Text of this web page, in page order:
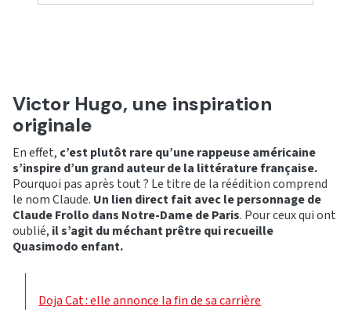
Victor Hugo, une inspiration
originale
En effet, c’est plutôt rare qu’une rappeuse américaine
s’inspire d’un grand auteur de la littérature française.
Pourquoi pas après tout ? Le titre de la réédition comprend
le nom Claude. Un lien direct fait avec le personnage de
Claude Frollo dans Notre-Dame de Paris. Pour ceux qui ont
oublié, il s’agit du méchant prêtre qui recueille
Quasimodo enfant.
Doja Cat : elle annonce la fin de sa carrière